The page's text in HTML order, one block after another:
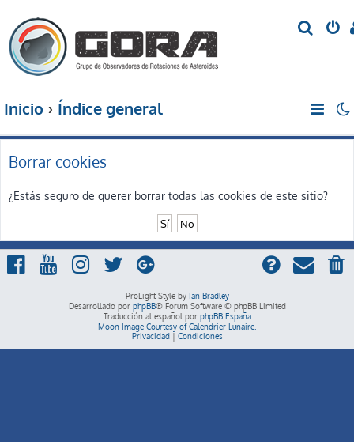
r
Inicio Índice general
Borrar cookies
¿Estás seguro de querer borrar todas las cookies de este sitio?
ProLight Style by Ian Bradley
Desarrollado por phpBB® Forum Software © phpBB Limited
Traducción al español por phpBB España
Moon Image Courtesy of Calendrier Lunaire.
Privacidad| Condiciones